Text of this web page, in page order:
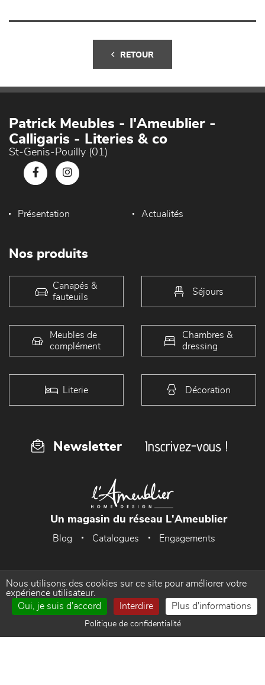
RETOUR
Patrick Meubles - l'Ameublier -
Calligaris - Literies & co
St-Genis-Pouilly (01)
Présentation Actualités
Nos produits
Canapés &
fauteuils
Séjours
Meubles de
complément
Chambres &
dressing
Literie Décoration
Newsletter Inscrivez-vous !
Un magasin du réseau L'Ameublier
Blog Catalogues Engagements
Accueil Mentions Légales
Politique de confidentialité Gestion des cookies
Contact
Nous utilisons des cookies sur ce site pour améliorer votre
expérience utilisateur.
Oui, je suis d'accord
Interdire Plus d'informations
Politique de confidentialité